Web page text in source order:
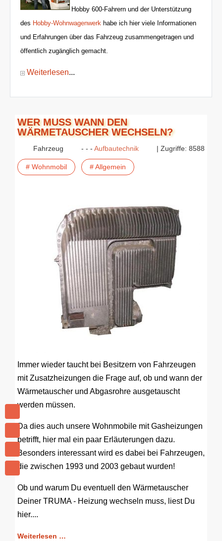
Hobby 600-Fahrern und der Unterstützung
des Hobby-Wohnwagenwerk habe ich hier viele Informationen
und Erfahrungen über das Fahrzeug zusammengetragen und
öffentlich zugänglich gemacht.
Weiterlesen...
WER MUSS WANN DEN
WÄRMETAUSCHER WECHSELN?
Fahrzeug - - - Aufbautechnik | Zugriffe: 8588
# Wohnmobil # Allgemein
Immer wieder taucht bei Besitzern von Fahrzeugen
mit Zusatzheizungen die Frage auf, ob und wann der
Wärmetauscher und Abgasrohre ausgetauscht
werden müssen.
Da dies auch unsere Wohnmobile mit Gasheizungen
betrifft, hier mal ein paar Erläuterungen dazu.
Besonders interessant wird es dabei bei Fahrzeugen,
die zwischen 1993 und 2003 gebaut wurden!
Ob und warum Du eventuell den Wärmetauscher
Deiner TRUMA - Heizung wechseln muss, liest Du
hier....
Weiterlesen …